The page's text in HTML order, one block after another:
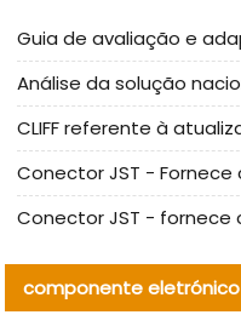
componente eletrónico